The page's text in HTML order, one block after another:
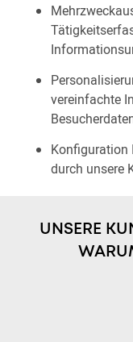
vereinfachte
Konfiguration
durch unsere
UNSERE